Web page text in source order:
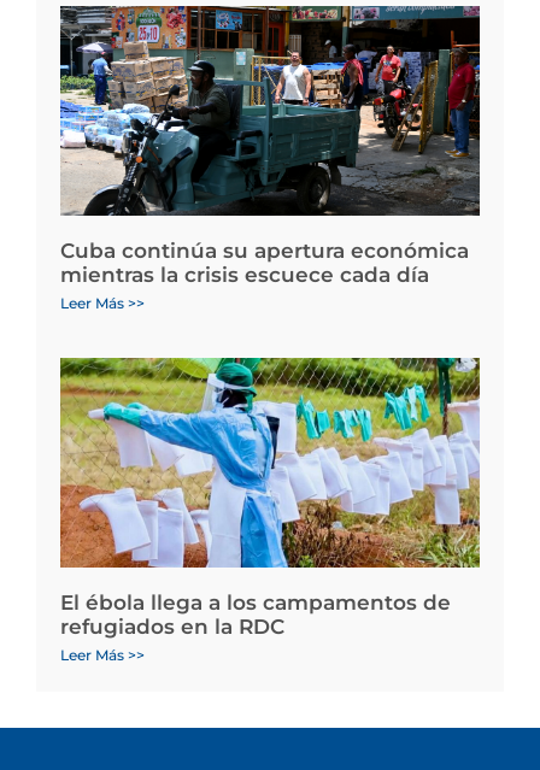
Cuba continúa su apertura económica
mientras la crisis escuece cada día
Leer Más >>
El ébola llega a los campamentos de
refugiados en la RDC
Leer Más >>